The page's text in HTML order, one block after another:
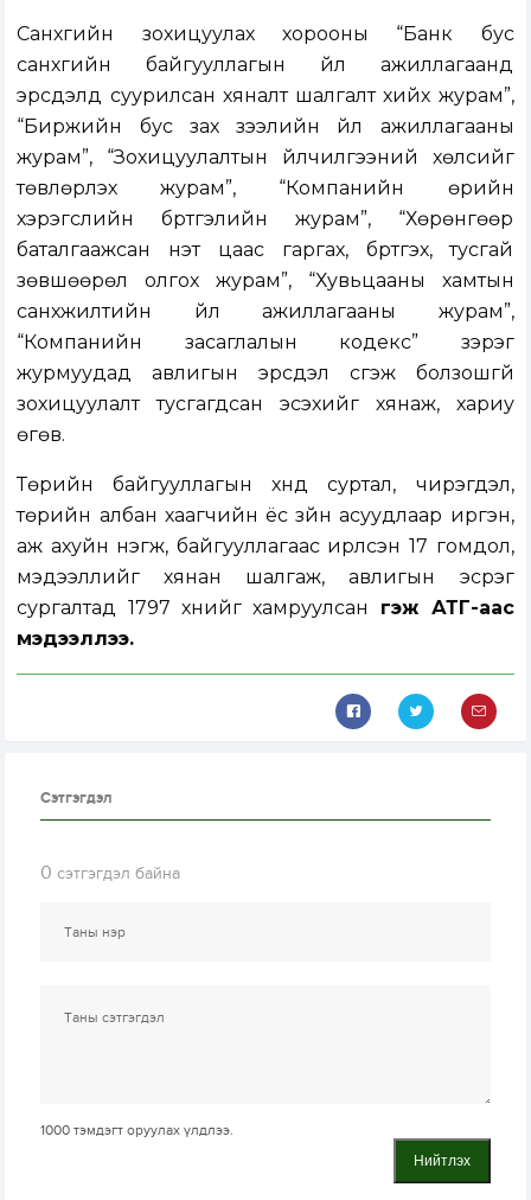
Санхүүгийн зохицуулах хорооны “Банк бус
санхүүгийн байгууллагын үйл ажиллагаанд
эрсдэлд суурилсан хяналт шалгалт хийх журам”,
“Биржийн бус зах зээлийн үйл ажиллагааны
журам”, “Зохицуулалтын үйлчилгээний хөлсийг
төвлөрүүлэх журам”, “Компанийн өрийн
хэрэгслийн бүртгэлийн журам”, “Хөрөнгөөр
баталгаажсан үнэт цаас гаргах, бүртгэх, тусгай
зөвшөөрөл олгох журам”, “Хувьцааны хамтын
санхүүжилтийн үйл ажиллагааны журам”,
“Компанийн засаглалын кодекс” зэрэг
журмуудад авлигын эрсдэл үүсгэж болзошгүй
зохицуулалт тусгагдсан эсэхийг хянаж, хариу
өгөв.
Төрийн байгууллагын хүнд суртал, чирэгдэл,
төрийн албан хаагчийн ёс зүйн асуудлаар иргэн,
аж ахуйн нэгж, байгууллагаас ирүүлсэн 17 гомдол,
мэдээллийг хянан шалгаж, авлигын эсрэг
сургалтад 1797 хүнийг хамруулсан
гэж АТГ-аас
мэдээллээ.
Сэтгэгдэл
0 сэтгэгдэл байна
1000 тэмдэгт оруулах үлдлээ.
Нийтлэх